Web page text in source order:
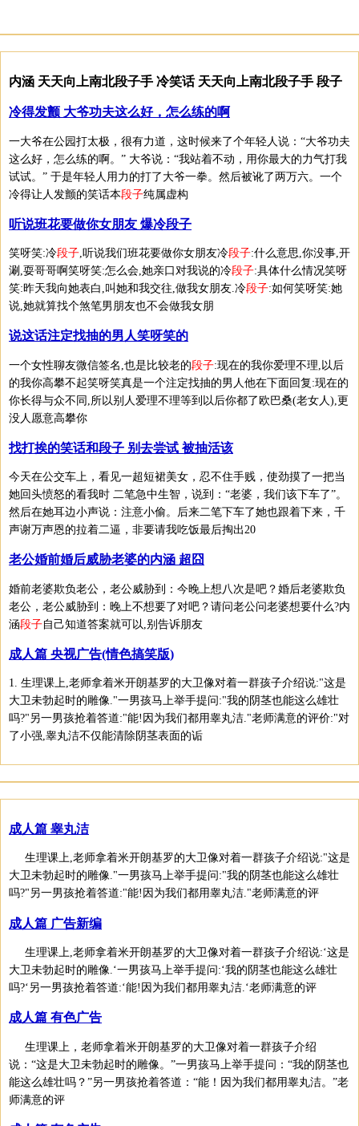
内涵 天天向上南北段子手 冷笑话 天天向上南北段子手 段子
冷得发颤 大爷功夫这么好，怎么练的啊
一大爷在公园打太极，很有力道，这时候来了个年轻人说：“大爷功夫
这么好，怎么练的啊。” 大爷说：“我站着不动，用你最大的力气打我
试试。” 于是年轻人用力的打了大爷一拳。然后被讹了两万六。一个
冷得让人发颤的笑话本段子纯属虚构
听说班花要做你女朋友 爆冷段子
笑呀笑:冷段子,听说我们班花要做你女朋友冷段子:什么意思,你没事,开
涮,耍哥哥啊笑呀笑:怎么会,她亲口对我说的冷段子:具体什么情况笑呀
笑:昨天我向她表白,叫她和我交往,做我女朋友.冷段子:如何笑呀笑:她
说,她就算找个煞笔男朋友也不会做我女朋
说这话注定找抽的男人笑呀笑的
一个女性聊友微信签名,也是比较老的段子:现在的我你爱理不理,以后
的我你高攀不起笑呀笑真是一个注定找抽的男人他在下面回复:现在的
你长得与众不同,所以别人爱理不理等到以后你都了欧巴桑(老女人),更
没人愿意高攀你
找打挨的笑话和段子 别去尝试 被抽活该
今天在公交车上，看见一超短裙美女，忍不住手贱，使劲摸了一把当
她回头愤怒的看我时 二笔急中生智，说到：“老婆，我们该下车了”。
然后在她耳边小声说：注意小偷。后来二笔下车了她也跟着下来，千
声谢万声恩的拉着二逼，非要请我吃饭最后掏出20
老公婚前婚后威胁老婆的内涵 超囧
婚前老婆欺负老公，老公威胁到：今晚上想八次是吧？婚后老婆欺负
老公，老公威胁到：晚上不想要了对吧？请问老公问老婆想要什么?内
涵段子自己知道答案就可以,别告诉朋友
成人篇 央视广告(情色搞笑版)
1. 生理课上,老师拿着米开朗基罗的大卫像对着一群孩子介绍说:"这是
大卫未勃起时的雕像."一男孩马上举手提问:"我的阴茎也能这么雄壮
吗?"另一男孩抢着答道:"能!因为我们都用睾丸洁."老师满意的评价:"对
了小强,睾丸洁不仅能清除阴茎表面的诟
成人篇 睾丸洁
生理课上,老师拿着米开朗基罗的大卫像对着一群孩子介绍说:"这是
大卫未勃起时的雕像."一男孩马上举手提问:"我的阴茎也能这么雄壮
吗?"另一男孩抢着答道:"能!因为我们都用睾丸洁."老师满意的评
成人篇 广告新编
生理课上,老师拿着米开朗基罗的大卫像对着一群孩子介绍说:‘这是
大卫未勃起时的雕像.‘一男孩马上举手提问:‘我的阴茎也能这么雄壮
吗?‘另一男孩抢着答道:‘能!因为我们都用睾丸洁.‘老师满意的评
成人篇 有色广告
生理课上，老师拿着米开朗基罗的大卫像对着一群孩子介绍
说：“这是大卫未勃起时的雕像。”一男孩马上举手提问：“我的阴茎也
能这么雄壮吗？”另一男孩抢着答道：“能！因为我们都用睾丸洁。”老
师满意的评